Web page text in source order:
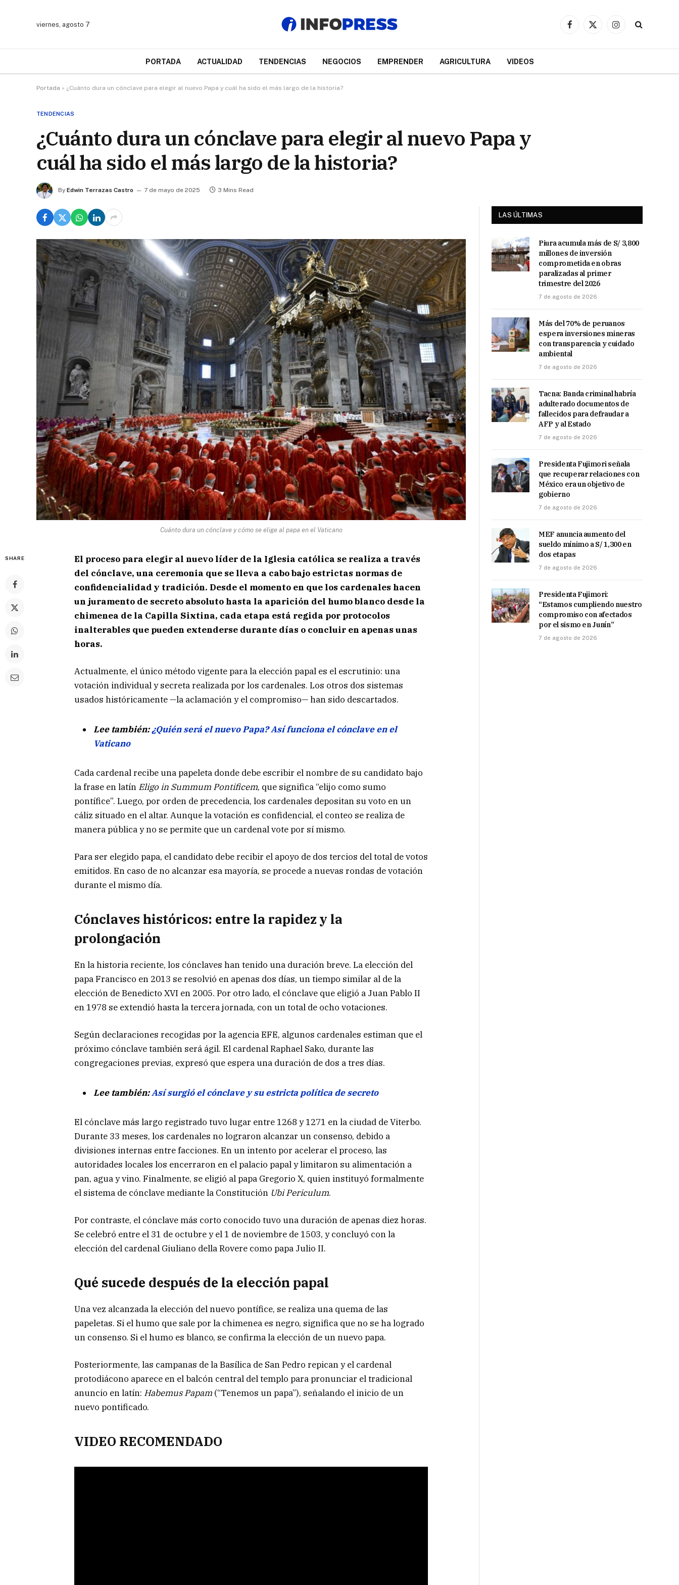
viernes, agosto 7
Facebook
X
Instagram
PORTADA ACTUALIDAD TENDENCIAS NEGOCIOS EMPRENDER AGRICULTURA VIDEOS
Portada » ¿Cuánto dura un cónclave para elegir al nuevo Papa y cuál ha sido el más largo de la historia?
TENDENCIAS
¿Cuánto dura un cónclave para elegir al nuevo Papa y
cuál ha sido el más largo de la historia?
By Edwin Terrazas Castro 7 de mayo de 2025 3 Mins Read
Cuánto dura un cónclave y cómo se elige al papa en el Vaticano
SHARE
El proceso para elegir al nuevo líder de la Iglesia católica se realiza a través
del cónclave, una ceremonia que se lleva a cabo bajo estrictas normas de
confidencialidad y tradición. Desde el momento en que los cardenales hacen
un juramento de secreto absoluto hasta la aparición del humo blanco desde la
chimenea de la Capilla Sixtina, cada etapa está regida por protocolos
inalterables que pueden extenderse durante días o concluir en apenas unas
horas.
Actualmente, el único método vigente para la elección papal es el escrutinio: una
votación individual y secreta realizada por los cardenales. Los otros dos sistemas
usados históricamente —la aclamación y el compromiso— han sido descartados.
Lee también:¿Quién será el nuevo Papa? Así funciona el cónclave en el
Vaticano
Cada cardenal recibe una papeleta donde debe escribir el nombre de su candidato bajo
la frase en latín Eligo in Summum Pontificem, que significa “elijo como sumo
pontífice”. Luego, por orden de precedencia, los cardenales depositan su voto en un
cáliz situado en el altar. Aunque la votación es confidencial, el conteo se realiza de
manera pública y no se permite que un cardenal vote por sí mismo.
Para ser elegido papa, el candidato debe recibir el apoyo de dos tercios del total de votos
emitidos. En caso de no alcanzar esa mayoría, se procede a nuevas rondas de votación
durante el mismo día.
Cónclaves históricos: entre la rapidez y la
prolongación
En la historia reciente, los cónclaves han tenido una duración breve. La elección del
papa Francisco en 2013 se resolvió en apenas dos días, un tiempo similar al de la
elección de Benedicto XVI en 2005. Por otro lado, el cónclave que eligió a Juan Pablo II
en 1978 se extendió hasta la tercera jornada, con un total de ocho votaciones.
Según declaraciones recogidas por la agencia EFE, algunos cardenales estiman que el
próximo cónclave también será ágil. El cardenal Raphael Sako, durante las
congregaciones previas, expresó que espera una duración de dos a tres días.
Lee también:Así surgió el cónclave y su estricta política de secreto
El cónclave más largo registrado tuvo lugar entre 1268 y 1271 en la ciudad de Viterbo.
Durante 33 meses, los cardenales no lograron alcanzar un consenso, debido a
divisiones internas entre facciones. En un intento por acelerar el proceso, las
autoridades locales los encerraron en el palacio papal y limitaron su alimentación a
pan, agua y vino. Finalmente, se eligió al papa Gregorio X, quien instituyó formalmente
el sistema de cónclave mediante la Constitución Ubi Periculum.
Por contraste, el cónclave más corto conocido tuvo una duración de apenas diez horas.
Se celebró entre el 31 de octubre y el 1 de noviembre de 1503, y concluyó con la
elección del cardenal Giuliano della Rovere como papa Julio II.
Qué sucede después de la elección papal
Una vez alcanzada la elección del nuevo pontífice, se realiza una quema de las
papeletas. Si el humo que sale por la chimenea es negro, significa que no se ha logrado
un consenso. Si el humo es blanco, se confirma la elección de un nuevo papa.
Posteriormente, las campanas de la Basílica de San Pedro repican y el cardenal
protodiácono aparece en el balcón central del templo para pronunciar el tradicional
anuncio en latín: Habemus Papam (“Tenemos un papa”), señalando el inicio de un
nuevo pontificado.
VIDEO RECOMENDADO
LAS ÚLTIMAS
Piura acumula más de S/ 3,800
millones de inversión
comprometida en obras
paralizadas al primer
trimestre del 2026
7 de agosto de 2026
Más del 70% de peruanos
espera inversiones mineras
con transparencia y cuidado
ambiental
7 de agosto de 2026
Tacna: Banda criminal habría
adulterado documentos de
fallecidos para defraudar a
AFP y al Estado
7 de agosto de 2026
Presidenta Fujimori señala
que recuperar relaciones con
México era un objetivo de
gobierno
7 de agosto de 2026
MEF anuncia aumento del
sueldo mínimo a S/ 1,300 en
dos etapas
7 de agosto de 2026
Presidenta Fujimori:
“Estamos cumpliendo nuestro
compromiso con afectados
por el sismo en Junín”
7 de agosto de 2026